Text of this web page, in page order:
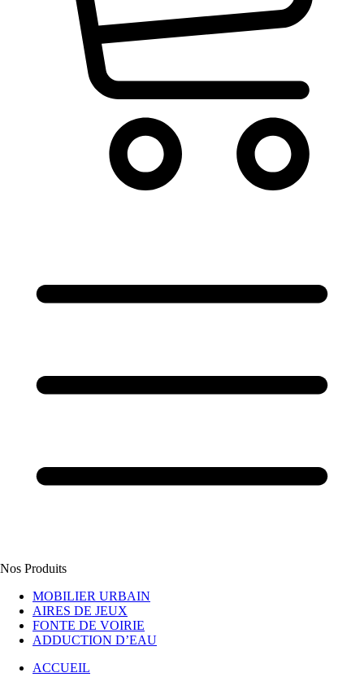
Nos Produits
MOBILIER URBAIN
AIRES DE JEUX
FONTE DE VOIRIE
ADDUCTION D’EAU
ACCUEIL